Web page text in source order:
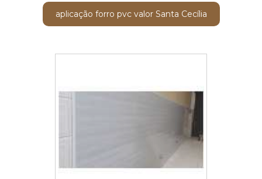
aplicação forro pvc valor Santa Cecília